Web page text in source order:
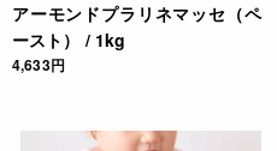
アーモンドプラリネマッセ（ペ
ースト） / 1kg
4,633円